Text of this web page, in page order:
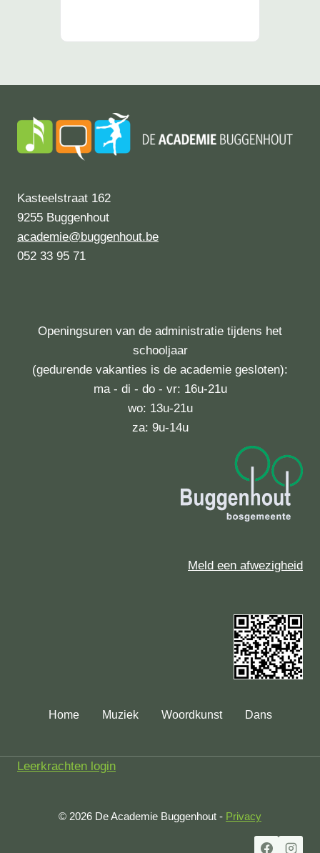
Kasteelstraat 162
9255 Buggenhout
academie@buggenhout.be
052 33 95 71
Openingsuren van de administratie tijdens het
schooljaar
(gedurende vakanties is de academie gesloten):
ma - di - do - vr: 16u-21u
wo: 13u-21u
za: 9u-14u
Meld een afwezigheid
Home Muziek Woordkunst Dans
Leerkrachten login
© 2026 De Academie Buggenhout - Privacy